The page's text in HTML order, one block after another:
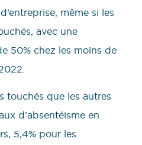
même si les
avec une
50% chez les moins de
touchés que les autres
d’absentéisme en
5,4% pour les